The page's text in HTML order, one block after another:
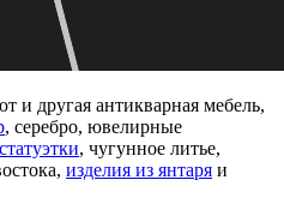
и другая антикварная мебель,
, серебро, ювелирные
статуэтки, чугунное литье,
изделия из янтаря и